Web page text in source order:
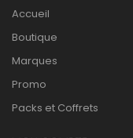
Accueil
Boutique
Marques
Promo
Packs et Coffrets